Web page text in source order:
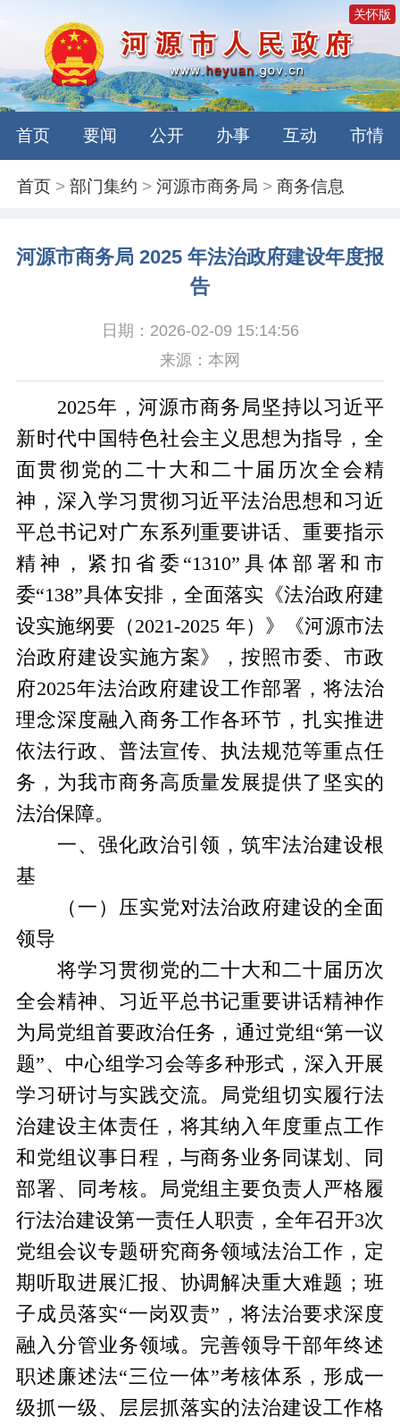
关怀版
首页 要闻 公开 办事 互动 市情
首页 >部门集约 >河源市商务局 >商务信息
河源市商务局 2025 年法治政府建设年度报
告
日期：2026-02-09 15:14:56
来源：本网
2025年，河源市商务局坚持以习近平
新时代中国特色社会主义思想为指导，全
面贯彻党的二十大和二十届历次全会精
神，深入学习贯彻习近平法治思想和习近
平总书记对广东系列重要讲话、重要指示
精神，紧扣省委“1310”具体部署和市
委“138”具体安排，全面落实《法治政府建
设实施纲要（2021-2025 年）》《河源市法
治政府建设实施方案》，按照市委、市政
府2025年法治政府建设工作部署，将法治
理念深度融入商务工作各环节，扎实推进
依法行政、普法宣传、执法规范等重点任
务，为我市商务高质量发展提供了坚实的
法治保障。
一、强化政治引领，筑牢法治建设根
基
（一）压实党对法治政府建设的全面
领导
将学习贯彻党的二十大和二十届历次
全会精神、习近平总书记重要讲话精神作
为局党组首要政治任务，通过党组“第一议
题”、中心组学习会等多种形式，深入开展
学习研讨与实践交流。局党组切实履行法
治建设主体责任，将其纳入年度重点工作
和党组议事日程，与商务业务同谋划、同
部署、同考核。局党组主要负责人严格履
行法治建设第一责任人职责，全年召开3次
党组会议专题研究商务领域法治工作，定
期听取进展汇报、协调解决重大难题；班
子成员落实“一岗双责”，将法治要求深度
融入分管业务领域。完善领导干部年终述
职述廉述法“三位一体”考核体系，形成一
级抓一级、层层抓落实的法治建设工作格